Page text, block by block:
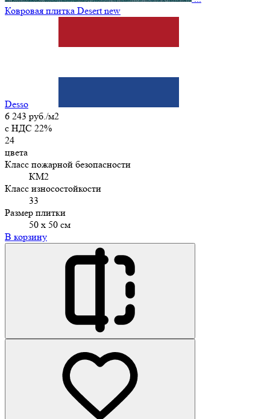
Ковровая плитка Desert new
Desso
6 243 руб./м2
c НДС 22%
24
цвета
Класс пожарной безопасности
КМ2
Класс износостойкости
33
Размер плитки
50 х 50 см
В корзину